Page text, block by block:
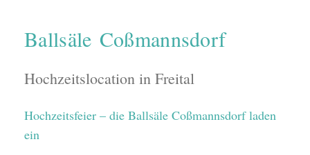
Ballsäle Coßmannsdorf
Hochzeitslocation in Freital
Hochzeitsfeier – die Ballsäle Coßmannsdorf laden
ein